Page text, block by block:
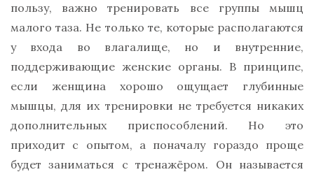
пользу, важно тренировать все группы мышц
малого таза. Не только те, которые располагаются
у входа во влагалище, но и внутренние,
поддерживающие женские органы. В принципе,
если женщина хорошо ощущает глубинные
мышцы, для их тренировки не требуется никаких
дополнительных приспособлений. Но это
приходит с опытом, а поначалу гораздо проще
будет заниматься с тренажёром. Он называется